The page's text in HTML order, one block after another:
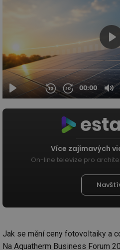
Více zajímavých
On-line televize pro
Jak se mění ceny fotovoltaiky a
Na Aquatherm Business Forum